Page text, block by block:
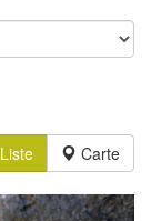
Liste Carte